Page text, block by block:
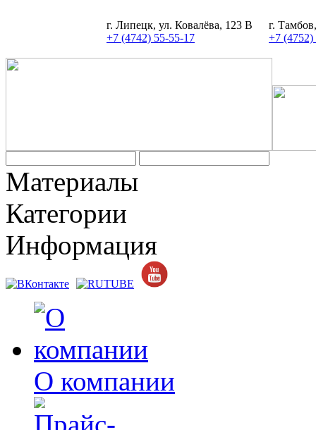
г. Липецк, ул. Ковалёва, 123 В
+7 (4742) 55-55-17
г.
+7 (4752)
Материалы
Категории
Информация
О компании